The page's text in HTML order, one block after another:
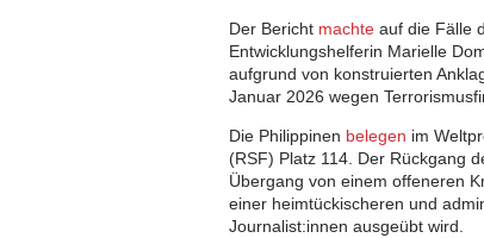
Der Bericht machte auf die Fälle
Entwicklungshelferin Marielle
aufgrund von konstruierten
Januar 2026 wegen
Die Philippinen belegen im
(RSF) Platz 114. Der Rückgang
Übergang von einem offeneren
einer heimtückischeren und
Journalist:innen ausgeübt wird.